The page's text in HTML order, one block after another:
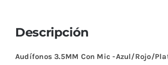
Descripción
Audífonos 3.5MM Con Mic -Azul/Rojo/